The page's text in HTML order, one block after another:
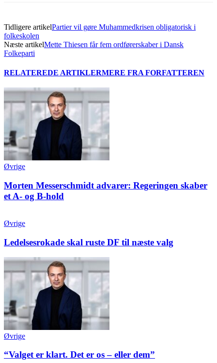
Tidligere artikelPartier vil gøre Muhammedkrisen obligatorisk i
folkeskolen
Næste artikelMette Thiesen får fem ordførerskaber i Dansk
Folkeparti
RELATEREDE ARTIKLERMERE FRA FORFATTEREN
Øvrige
Morten Messerschmidt advarer: Regeringen skaber
et A- og B-hold
Øvrige
Ledelsesrokade skal ruste DF til næste valg
Øvrige
“Valget er klart. Det er os – eller dem”